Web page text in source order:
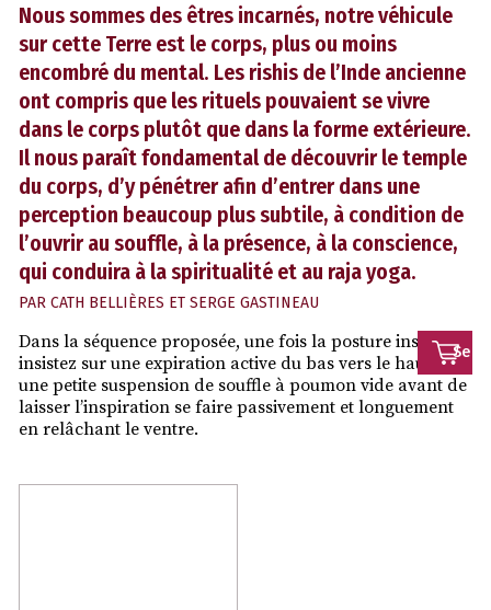
Nous sommes des êtres incarnés, notre véhicule
sur cette Terre est le corps, plus ou moins
encombré du mental. Les rishis de l’Inde ancienne
ont compris que les rituels pouvaient se vivre
dans le corps plutôt que dans la forme extérieure.
Il nous paraît fondamental de découvrir le temple
du corps, d’y pénétrer afin d’entrer dans une
perception beaucoup plus subtile, à condition de
l’ouvrir au souffle, à la présence, à la conscience,
qui conduira à la spiritualité et au raja yoga.
PAR CATH BELLIÈRES ET SERGE GASTINEAU
Dans la séquence proposée, une fois la posture installée,
insistez sur une expiration active du bas vers le haut avec
une petite suspension de souffle à poumon vide avant de
laisser l’inspiration se faire passivement et longuement
en relâchant le ventre.
Se